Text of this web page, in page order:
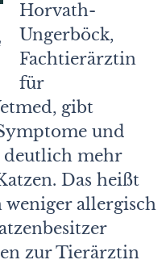
Horvath-
Ungerböck,
Fachtierärztin
für
gibt
und
deutlich mehr
Das heißt
weniger allergisch
zur Tierärztin